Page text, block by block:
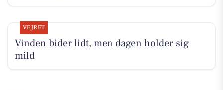
VEJRET
Vinden bider lidt, men dagen holder sig
mild